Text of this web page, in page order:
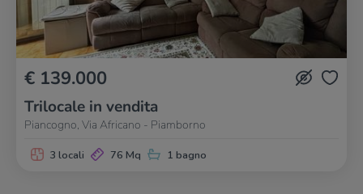
€ 139.000
Trilocale in vendita
Piancogno, Via Africano - Piamborno
3 locali 76 Mq 1 bagno